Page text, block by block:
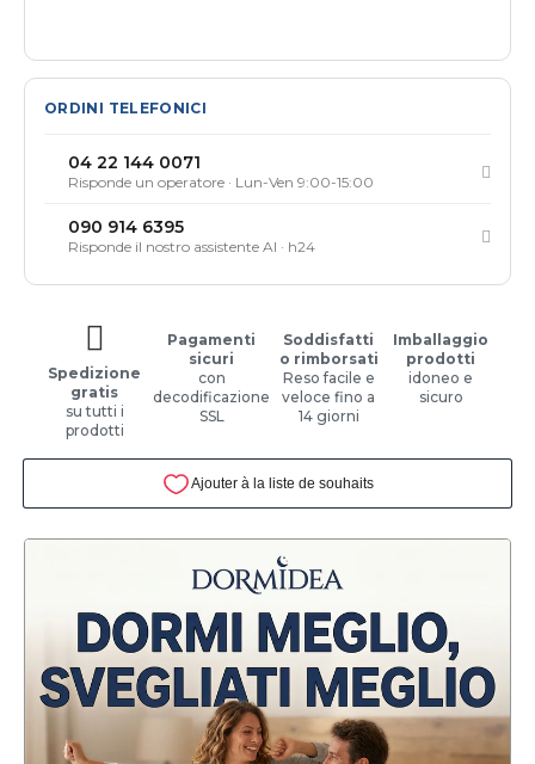
ORDINI TELEFONICI
04 22 144 0071
Risponde un operatore · Lun-Ven 9:00-15:00
090 914 6395
Risponde il nostro assistente AI · h24
Spedizione
gratis
su tutti i
prodotti
Pagamenti
sicuri
con
decodificazione
SSL
Soddisfatti
o rimborsati
Reso facile e
veloce fino a
14 giorni
Imballaggio
prodotti
idoneo e
sicuro